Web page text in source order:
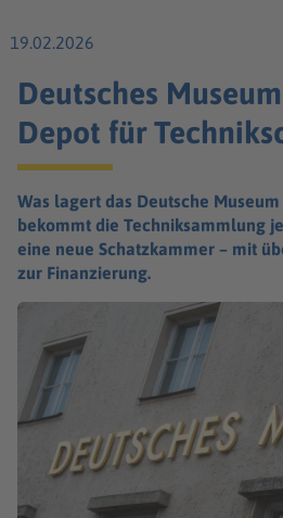
19.02.2026
Deutsches
Depot für
Was lagert das Deutsche
bekommt die Techniksammlung
eine neue Schatzkammer – mit
zur Finanzierung.